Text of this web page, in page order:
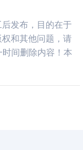
发布，目的在于
和其他问题，请
间删除内容！本